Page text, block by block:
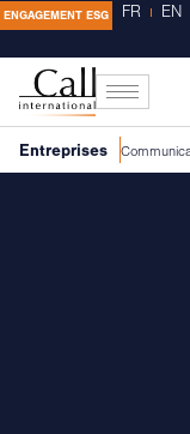
ENGAGEMENT ESG FR EN
Entreprises